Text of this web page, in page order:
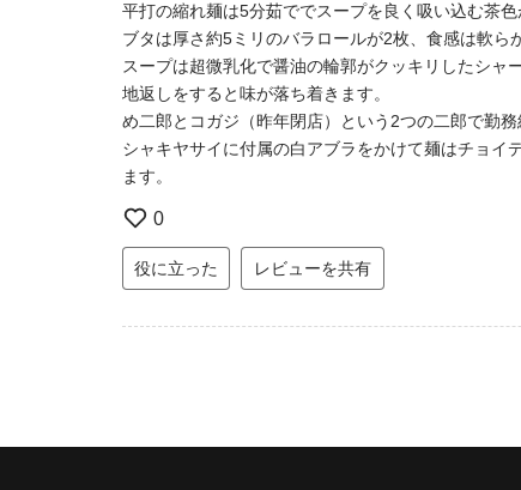
平打の縮れ麺は5分茹ででスープを良く吸い込む茶
ブタは厚さ約5ミリのバラロールが2枚、食感は軟ら
スープは超微乳化で醤油の輪郭がクッキリしたシ
地返しをすると味が落ち着きます。
め二郎とコガジ（昨年閉店）という2つの二郎で勤
シャキヤサイに付属の白アブラをかけて麺はチョイ
ます。
0
役に立った レビューを共有